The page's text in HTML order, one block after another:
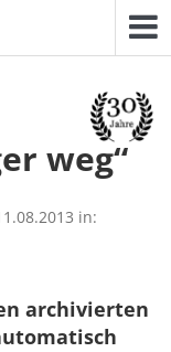
weg“
in:
archivierten